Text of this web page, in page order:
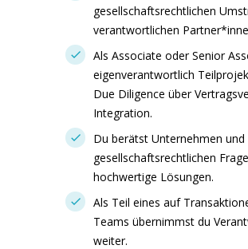
gesellschaftsrechtlichen
verantwortlichen
Als Associate oder Senior
eigenverantwortlich
Due Diligence über
Integration.
Du berätst Unternehmen
gesellschaftsrechtlichen
hochwertige Lösungen.
Als Teil eines auf
Teams übernimmst du
weiter.